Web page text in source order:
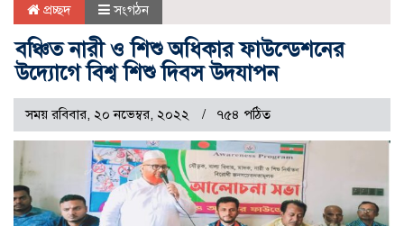
প্রচ্ছদ সংগঠন
বঞ্চিত নারী ও শিশু অধিকার ফাউন্ডেশনের
উদ্যোগে বিশ্ব শিশু দিবস উদযাপন
সময় রবিবার, ২০ নভেম্বর, ২০২২ ৭৫৪ পঠিত